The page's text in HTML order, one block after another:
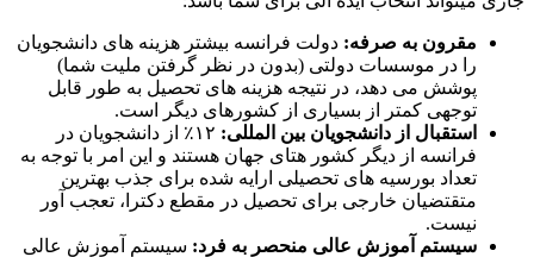
مقرون به صرفه: دولت فرانسه بیشتر هزینه های دانشجویان
را در موسسات دولتی (بدون در نظر گرفتن ملیت شما)
پوشش می دهد، در نتیجه هزینه های تحصیل به طور قابل
توجهی کمتر از بسیاری از کشورهای دیگر است.
استقبال از دانشجویان بین المللی:
۱۲٪ از دانشجویان در
فرانسه از دیگر کشور هتای جهان هستند و این امر با توجه به
تعداد بورسیه های تحصیلی ارایه شده برای جذب بهترین
متقتضیان خارجی برای تحصیل در مقطع دکترا، تعجب آور
نیست.
سیستم آموزش عالی منحصر به فرد: سیستم آموزش عالی